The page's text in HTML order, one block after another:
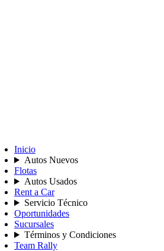
Inicio
Autos Nuevos
Flotas
Autos Usados
Rent a Car
Servicio Técnico
Oportunidades
Sucursales
Términos y Condiciones
Team Rally